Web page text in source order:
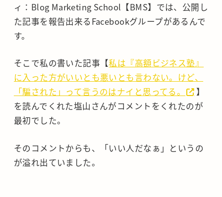
ィ：Blog Marketing School【BMS】では、公開し
た記事を報告出来るFacebookグループがあるんで
す。
そこで私の書いた記事【私は『高額ビジネス塾』
に入った方がいいとも悪いとも言わない。けど、
「騙された」って言うのはナイと思ってる。
】
を読んでくれた塩山さんがコメントをくれたのが
最初でした。
そのコメントからも、「いい人だなぁ」というの
が溢れ出ていました。